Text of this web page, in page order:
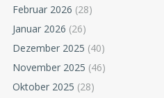
Februar 2026 (28)
Januar 2026 (26)
Dezember 2025 (40)
November 2025 (46)
Oktober 2025 (28)